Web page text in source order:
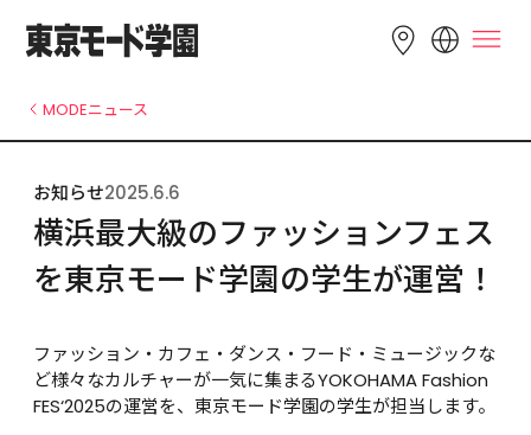
English 简体中文 繁體中文
한국어 Tiếng Việt
Indonesia
MODEニュース
お知らせ2025.6.6
横浜最大級のファッションフェス
を東京モード学園の学生が運営！
ファッション・カフェ・ダンス・フード・ミュージックな
ど様々なカルチャーが一気に集まるYOKOHAMA Fashion
FES‘2025の運営を、東京モード学園の学生が担当します。